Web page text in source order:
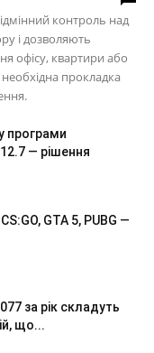
контроль над
і дозволяють
офісу, квартири або
прокладка
програми
— рішення
GTA 5, PUBG —
за рік складуть
що...